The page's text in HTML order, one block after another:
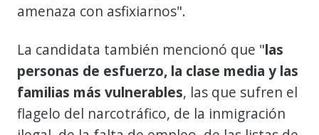
amenaza con asfixiarnos".
La candidata también mencionó que "las
personas de esfuerzo, la clase media y las
familias más vulnerables, las que sufren el
flagelo del narcotráfico, de la inmigración